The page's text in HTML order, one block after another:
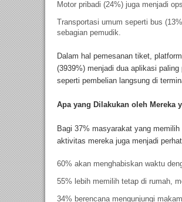
Motor pribadi (24%) juga menjadi
Transportasi umum seperti bus
sebagian pemudik.
Dalam hal pemesanan tiket,
(3939%) menjadi dua aplikasi
seperti pembelian langsung di
Apa yang Dilakukan oleh Mereka
Bagi 37% masyarakat yang
aktivitas mereka juga menjadi
60% akan menghabiskan waktu
55% lebih memilih tetap di rumah,
34% berencana mengunjungi